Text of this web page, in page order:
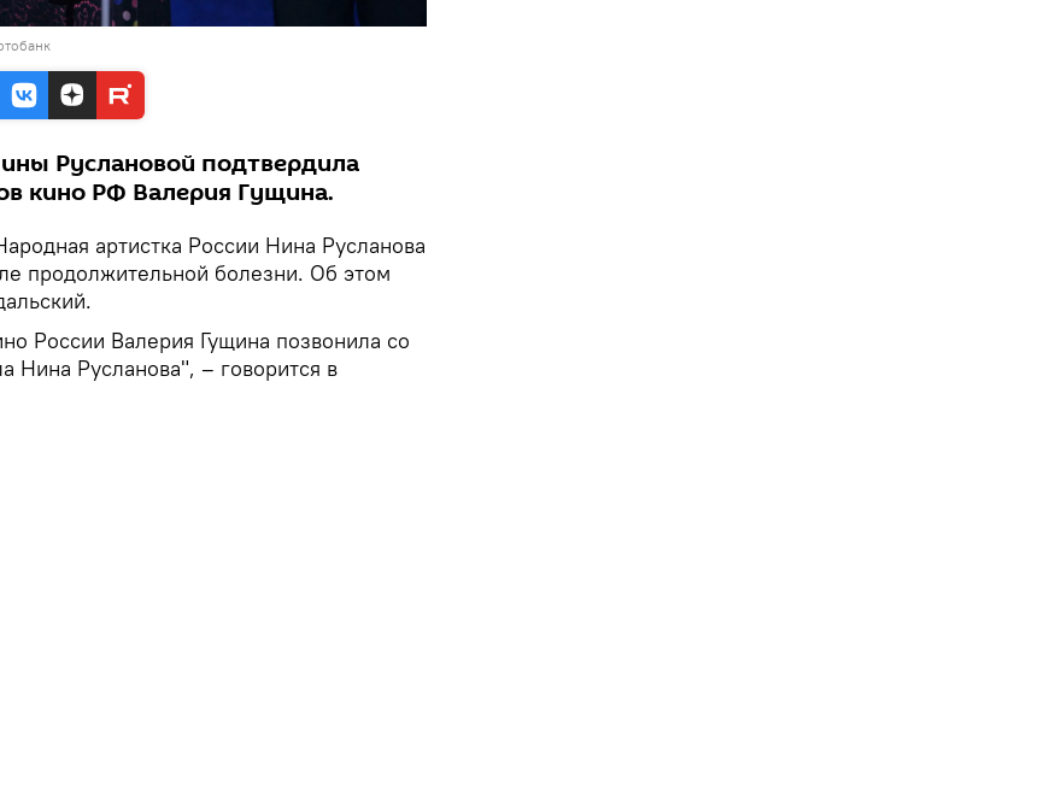
Руслановой подтвердила
кино РФ Валерия Гущина.
артистка России Нина Русланова
продолжительной болезни. Об этом
России Валерия Гущина позвонила со
Нина Русланова", – говорится в